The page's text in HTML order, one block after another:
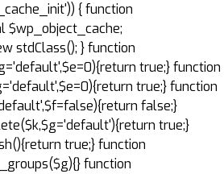
{ function
$wp_object_cache;
stdClass(); } function
true;} function
true;} function
false;}
true;}
true;} function
function